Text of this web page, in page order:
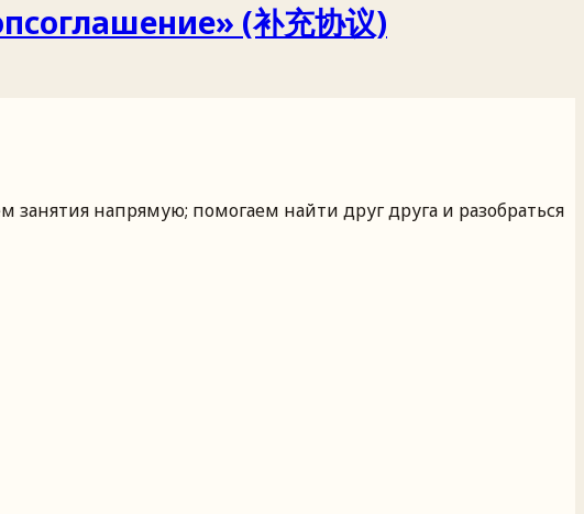
(补充协议)
занятия напрямую; помогаем найти друг друга и разобраться